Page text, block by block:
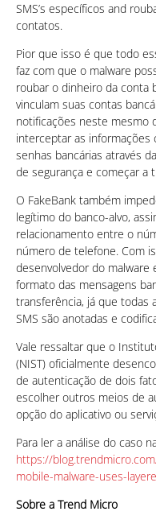
SMS’s específicos and
contatos.
Pior que isso é que todo
faz com que o malware
roubar o dinheiro da conta
vinculam suas contas
notificações neste mesmo
interceptar as informações
senhas bancárias através
de segurança e começar a
O FakeBank também
legítimo do banco-alvo,
relacionamento entre o
número de telefone. Com
desenvolvedor do malware
formato das mensagens
transferência, já que todas
SMS são anotadas e
Vale ressaltar que o
(NIST) oficialmente
de autenticação de dois
escolher outros meios de
opção do aplicativo ou
Para ler a análise do caso
https://
mobile-malware-uses-
Sobre a Trend Micro